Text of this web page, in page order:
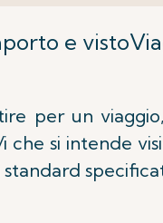
e visto
per un
si intende